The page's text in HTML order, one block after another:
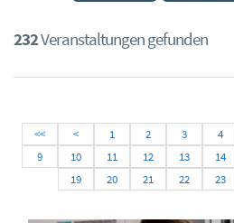
232Veranstaltungen gefunden
<< < 1 2 3 4
9
10 11 12 13 14
19
20 21 22 23